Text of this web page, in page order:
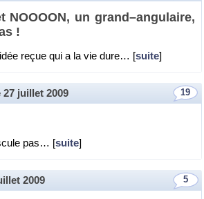
NOOOON, un grand–an­gu­laire,
!
reçue qui a la vie dure… [suite]
19
27 juillet 2009
pas… [suite]
5
2009